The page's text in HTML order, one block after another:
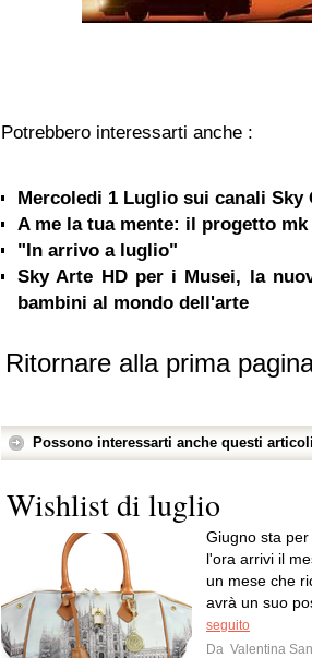
Potrebbero interessarti anche :
Mercoledi 1 Luglio sui canali Sky
A me la tua mente: il progetto
"In arrivo a luglio"
Sky Arte HD per i Musei, la
bambini al mondo dell'arte
Ritornare alla prima
Possono interessarti anche questi
Wishlist di luglio
Giugno sta
l'ora arrivi il
un mese che
avrà un suo
seguito
Da Valentina